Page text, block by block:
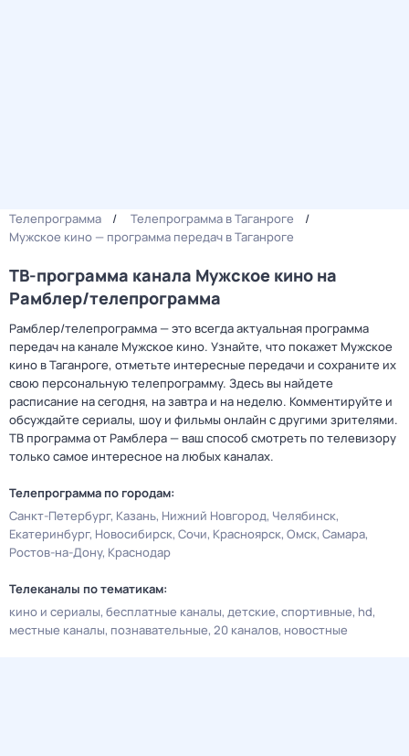
Телепрограмма
Телепрограмма в Таганроге
Мужское кино — программа передач в Таганроге
ТВ-программа канала Мужское кино на
Рамблер/телепрограмма
Рамблер/телепрограмма — это всегда актуальная программа
передач на канале Мужское кино. Узнайте, что покажет Мужское
кино в Таганроге, отметьте интересные передачи и сохраните их
свою персональную телепрограмму. Здесь вы найдете
расписание на сегодня, на завтра и на неделю. Комментируйте и
обсуждайте сериалы, шоу и фильмы онлайн с другими зрителями.
ТВ программа от Рамблера — ваш способ смотреть по телевизору
только самое интересное на любых каналах.
Телепрограмма по городам:
Санкт-Петербург Казань Нижний Новгород Челябинск
Екатеринбург Новосибирск Сочи Красноярск Омск Самара
Ростов-на-Дону Краснодар
Телеканалы по тематикам:
кино и сериалы бесплатные каналы детские спортивные hd
местные каналы познавательные 20 каналов новостные